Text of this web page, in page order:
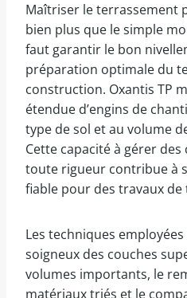
Maîtriser le terrassement
bien plus que le simple
faut garantir le bon
préparation optimale du
construction. Oxantis TP
étendue d’engins de
type de sol et au volume
Cette capacité à gérer
toute rigueur contribue à
fiable pour des travaux
Les techniques
soigneux des couches
volumes importants, le
matériaux triés et le